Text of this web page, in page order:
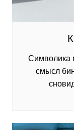
Символика
смысл